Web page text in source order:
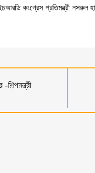
কংগ্রেস প্রতিমন্ত্রী নসরুল
শিল্পমন্ত্রী